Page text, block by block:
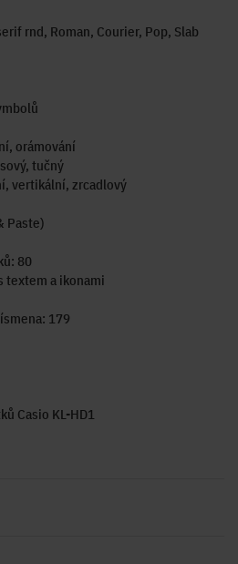
rnd, Roman, Courier, Pop, Slab
orámování
tučný
vertikální, zrcadlový
Paste)
80
textem a ikonami
179
Casio KL-HD1